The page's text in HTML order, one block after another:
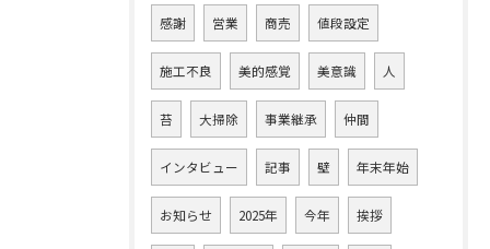
感謝 営業 商売 値段設定
施工不良 美的感覚 美意識 人
苔 大掃除 事業継承 仲間
インタビュー 記事 壁 年末年始
お知らせ 2025年 今年 挨拶